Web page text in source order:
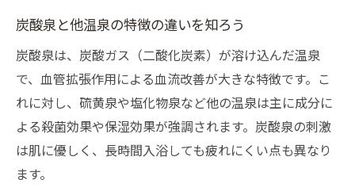
炭酸泉と他温泉の特徴の違いを知ろう
炭酸泉は、炭酸ガス（二酸化炭素）が溶け込んだ温泉
で、血管拡張作用による血流改善が大きな特徴です。こ
れに対し、硫黄泉や塩化物泉など他の温泉は主に成分に
よる殺菌効果や保湿効果が強調されます。炭酸泉の刺激
は肌に優しく、長時間入浴しても疲れにくい点も異なり
ます。